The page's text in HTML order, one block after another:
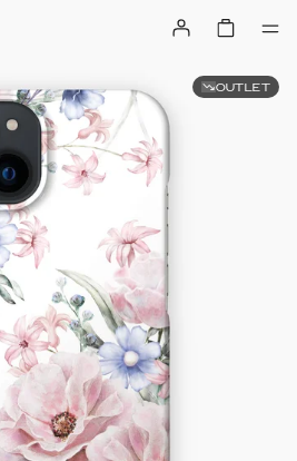
OUTLET